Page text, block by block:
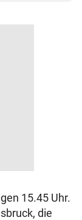
15.45 Uhr.
die